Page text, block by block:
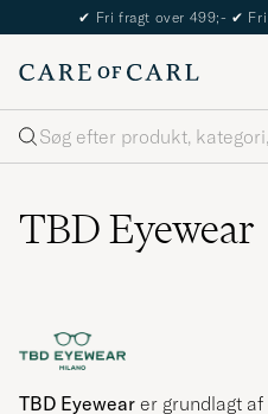
✔ Fri fragt over 499;- ✔
Søg
TBD Eyewear
TBD Eyewear er grundlagt